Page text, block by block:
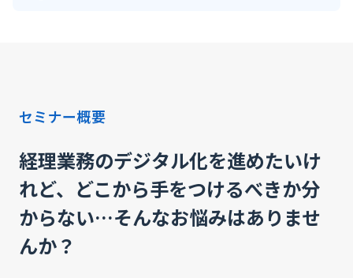
セミナー概要
経理業務のデジタル化を進めたいけ
れど、どこから手をつけるべきか分
からない…そんなお悩みはありませ
んか？